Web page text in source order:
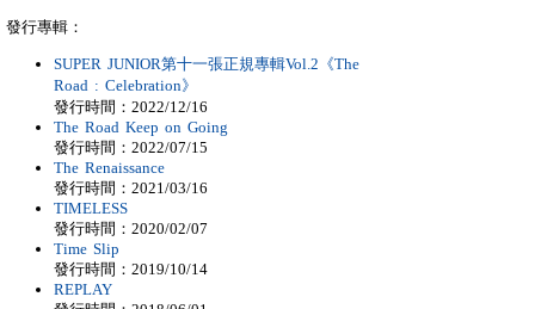
發行專輯：
SUPER JUNIOR第十一張正規專輯Vol.2《The
Road : Celebration》
發行時間：2022/12/16
The Road Keep on Going
發行時間：2022/07/15
The Renaissance
發行時間：2021/03/16
TIMELESS
發行時間：2020/02/07
Time Slip
發行時間：2019/10/14
REPLAY